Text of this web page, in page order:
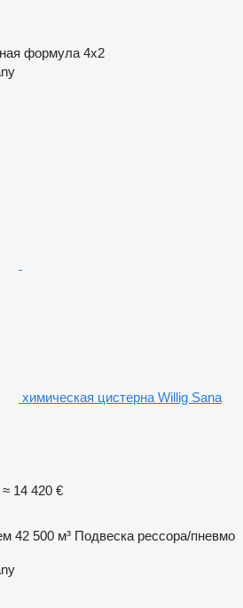
формула 4x2
химическая цистерна Willig Sana
≈ 14 420 €
42 500 м³ Подвеска рессора/пневмо